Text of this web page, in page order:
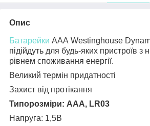
Опис
Батарейки АAА Westinghouse
підійдуть для будь-яких пристроїв з
рівнем споживання енергії.
Великий термін придатності
Захист від протікання
Типорозміри: AAA, LR03
Напруга: 1,5В